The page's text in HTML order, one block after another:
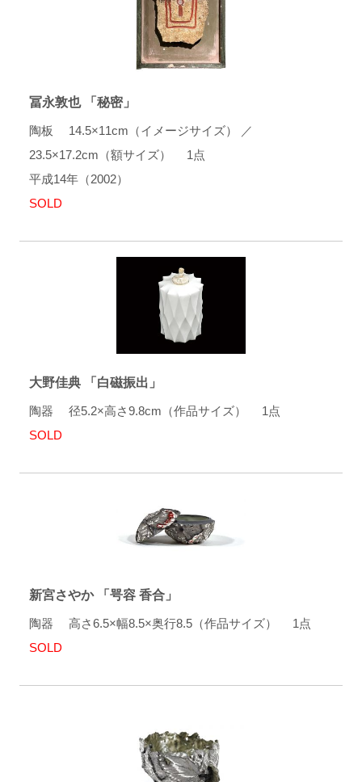
冨永敦也 「秘密」
陶板 14.5×11cm（イメージサイズ） ／
23.5×17.2cm（額サイズ） 1点
平成14年（2002）
SOLD
大野佳典 「白磁振出」
陶器 径5.2×高さ9.8cm（作品サイズ） 1点
SOLD
新宮さやか 「咢容 香合」
陶器 高さ6.5×幅8.5×奥行8.5（作品サイズ） 1点
SOLD